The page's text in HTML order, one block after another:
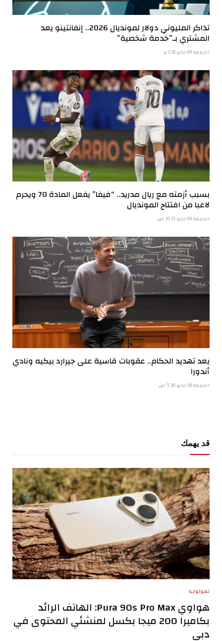
تذاكر المليوني دولار لمونديال 2026.. إنفانتينو يعد
المشتري بـ”خدمة شخصية”
الجمعة 08 مايو 3:32 م
بسبب أزمته مع ريال مدريد.. “فيفا” يفعل المادة 70 ويحرم
لاعبا من افتتاح المونديال
الجمعة 08 مايو 10:31 ص
بعد تهديد الحكام.. عقوبات قاسية على جيرارد بيكيه ونادي
أندورا
الجمعة 08 مايو 5:30 ص
قد يهمك
تكنولوجيا
هواوي Pura 90s Pro Max: الهاتف الرائد
بكاميرا 200 ميجا بكسل لمنشئي المحتوى في
دبي